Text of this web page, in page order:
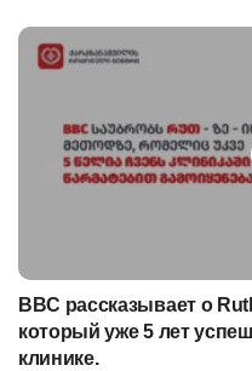
BBC рассказывает о
который уже 5 лет
клинике.